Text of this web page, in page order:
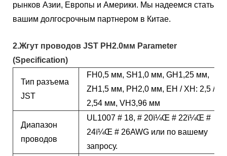
рынков Азии, Европы и Америки. Мы надеемся стать
вашим долгосрочным партнером в Китае.
2.Жгут проводов JST PH2.0мм Parameter
(Specification)
Тип разъема
JST
FH0,5 мм, SH1,0 мм, GH1,25 мм,
ZH1,5 мм, PH2,0 мм, EH / XH: 2,5 /
2,54 мм, VH3,96 мм
Диапазон
проводов
UL1007 # 18, # 20ï¼Œ # 22ï¼Œ #
24ï¼Œ # 26AWG или по вашему
запросу.